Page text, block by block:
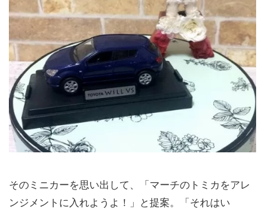
そのミニカーを思い出して、「マーチのトミカをアレ
ンジメントに入れようよ！」と提案。「それはい